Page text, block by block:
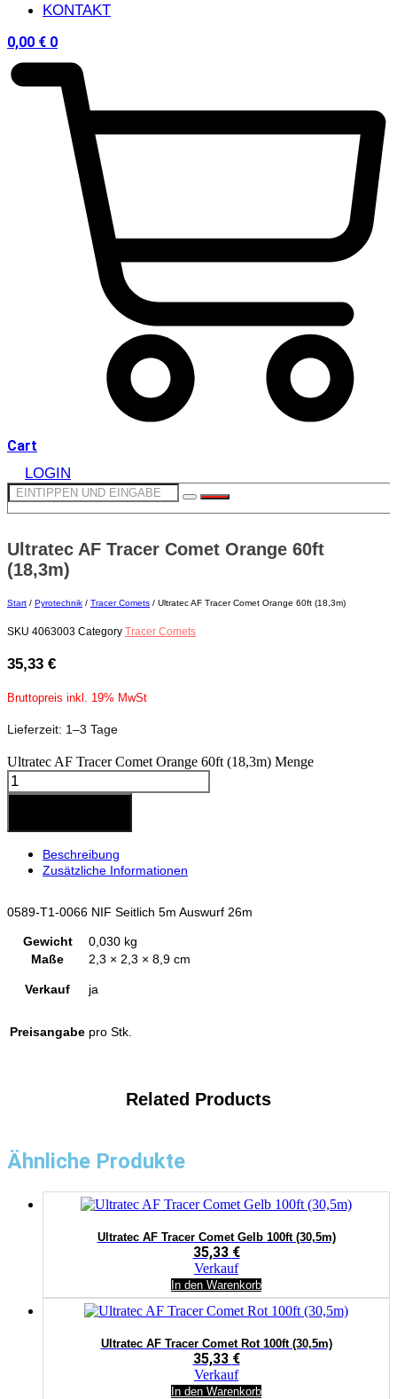
KONTAKT
0,00 € 0
Cart
LOGIN
Ultratec AF Tracer Comet Orange 60ft
(18,3m)
Start / Pyrotechnik / Tracer Comets / Ultratec AF Tracer Comet Orange 60ft (18,3m)
SKU 4063003 Category Tracer Comets
35,33 €
Bruttopreis inkl. 19% MwSt
Lieferzeit: 1–3 Tage
Ultratec AF Tracer Comet Orange 60ft (18,3m) Menge
Beschreibung
Zusätzliche Informationen
0589-T1-0066 NIF Seitlich 5m Auswurf 26m
Gewicht
0,030 kg
Maße
2,3 × 2,3 × 8,9 cm
Verkauf ja
Preisangabe pro Stk.
Related Products
Ähnliche Produkte
Ultratec AF Tracer Comet Gelb 100ft (30,5m)
35,33 €
Verkauf
In den Warenkorb
Ultratec AF Tracer Comet Rot 100ft (30,5m)
35,33 €
Verkauf
In den Warenkorb